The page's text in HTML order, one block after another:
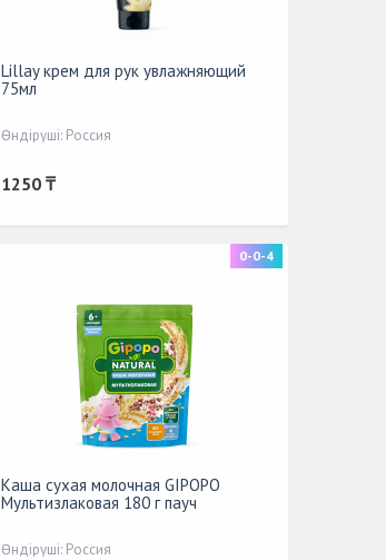
Lillay крем для рук увлажняющий
75мл
Өндіруші: Россия
1250 ₸
0-0-4
Каша сухая молочная GIPOPO
Мультизлаковая 180 г пауч
Өндіруші: Россия